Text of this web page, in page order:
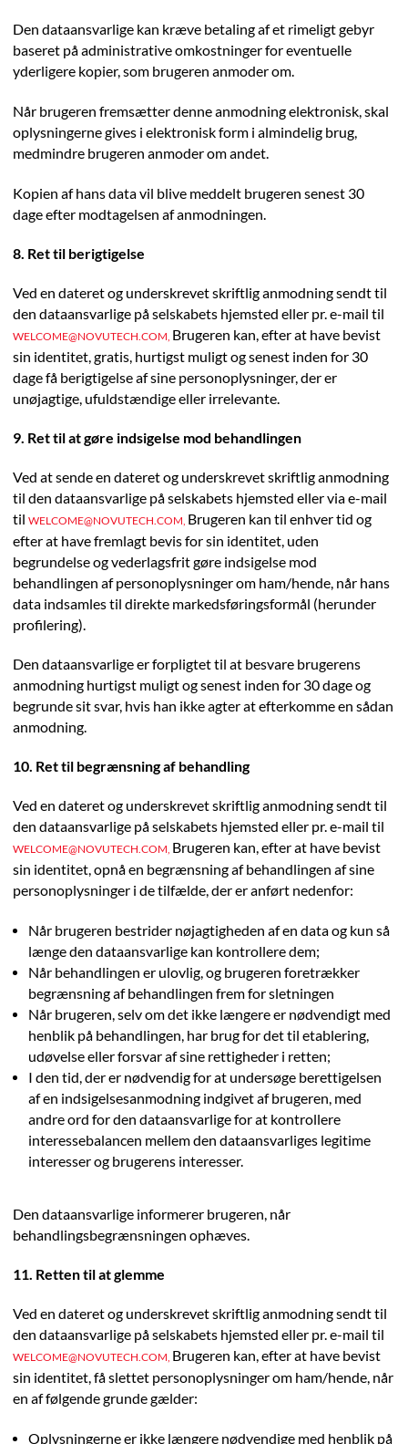
Den dataansvarlige kan kræve betaling af et rimeligt gebyr
baseret på administrative omkostninger for eventuelle
yderligere kopier, som brugeren anmoder om.
Når brugeren fremsætter denne anmodning elektronisk, skal
oplysningerne gives i elektronisk form i almindelig brug,
medmindre brugeren anmoder om andet.
Kopien af hans data vil blive meddelt brugeren senest 30
dage efter modtagelsen af anmodningen.
8. Ret til berigtigelse
Ved en dateret og underskrevet skriftlig anmodning sendt til
den dataansvarlige på selskabets hjemsted eller pr. e-mail til
WELCOME@NOVUTECH.COM, Brugeren kan, efter at have bevist
sin identitet, gratis, hurtigst muligt og senest inden for 30
dage få berigtigelse af sine personoplysninger, der er
unøjagtige, ufuldstændige eller irrelevante.
9. Ret til at gøre indsigelse mod behandlingen
Ved at sende en dateret og underskrevet skriftlig anmodning
til den dataansvarlige på selskabets hjemsted eller via e-mail
til WELCOME@NOVUTECH.COM, Brugeren kan til enhver tid og
efter at have fremlagt bevis for sin identitet, uden
begrundelse og vederlagsfrit gøre indsigelse mod
behandlingen af personoplysninger om ham/hende, når hans
data indsamles til direkte markedsføringsformål (herunder
profilering).
Den dataansvarlige er forpligtet til at besvare brugerens
anmodning hurtigst muligt og senest inden for 30 dage og
begrunde sit svar, hvis han ikke agter at efterkomme en sådan
anmodning.
10. Ret til begrænsning af behandling
Ved en dateret og underskrevet skriftlig anmodning sendt til
den dataansvarlige på selskabets hjemsted eller pr. e-mail til
WELCOME@NOVUTECH.COM, Brugeren kan, efter at have bevist
sin identitet, opnå en begrænsning af behandlingen af sine
personoplysninger i de tilfælde, der er anført nedenfor:
Når brugeren bestrider nøjagtigheden af en data og kun så
længe den dataansvarlige kan kontrollere dem;
Når behandlingen er ulovlig, og brugeren foretrækker
begrænsning af behandlingen frem for sletningen
Når brugeren, selv om det ikke længere er nødvendigt med
henblik på behandlingen, har brug for det til etablering,
udøvelse eller forsvar af sine rettigheder i retten;
I den tid, der er nødvendig for at undersøge berettigelsen
af en indsigelsesanmodning indgivet af brugeren, med
andre ord for den dataansvarlige for at kontrollere
interessebalancen mellem den dataansvarliges legitime
interesser og brugerens interesser.
Den dataansvarlige informerer brugeren, når
behandlingsbegrænsningen ophæves.
11. Retten til at glemme
Ved en dateret og underskrevet skriftlig anmodning sendt til
den dataansvarlige på selskabets hjemsted eller pr. e-mail til
WELCOME@NOVUTECH.COM, Brugeren kan, efter at have bevist
sin identitet, få slettet personoplysninger om ham/hende, når
en af følgende grunde gælder:
Oplysningerne er ikke længere nødvendige med henblik på